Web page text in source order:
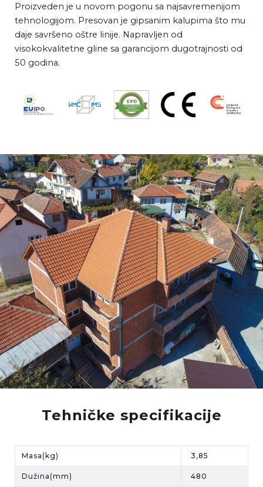
Proizveden je u novom pogonu sa najsavremenijom
tehnologijom. Presovan je gipsanim kalupima što mu
daje savršeno oštre linije. Napravljen od
visokokvalitetne gline sa garancijom dugotrajnosti od
50 godina.
Tehničke specifikacije
Masa(kg) 3,85
Dužina(mm) 480